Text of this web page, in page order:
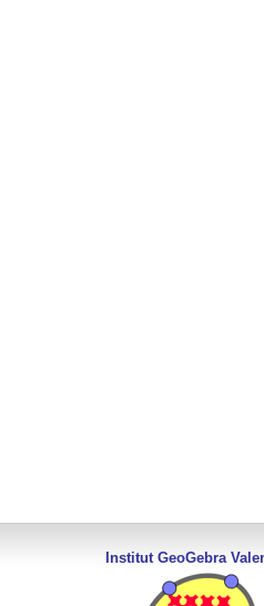
Institut GeoGebra